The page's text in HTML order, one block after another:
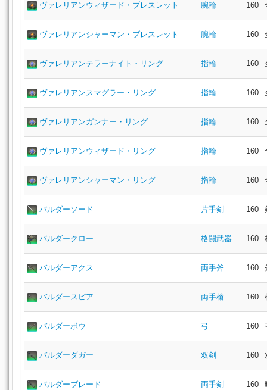
ヴァレリアンウィザード・ブレスレット 腕輪 160
ヴァレリアンシャーマン・ブレスレット 腕輪 160
ヴァレリアンテラーナイト・リング 指輪 160
ヴァレリアンスマグラー・リング 指輪 160
ヴァレリアンガンナー・リング 指輪 160
ヴァレリアンウィザード・リング 指輪 160
ヴァレリアンシャーマン・リング 指輪 160
バルダーソード 片手剣 160
バルダークロー 格闘武器 160
バルダーアクス 両手斧 160
バルダースピア 両手槍 160
バルダーボウ 弓 160
バルダーダガー 双剣 160
バルダーブレード 両手剣 160